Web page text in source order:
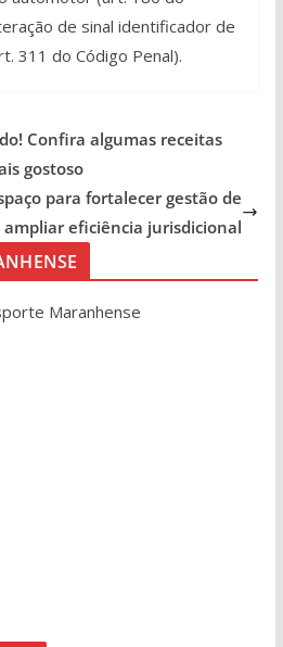
de sinal identificador de
311 do Código Penal).
Confira algumas receitas
gostoso
para fortalecer gestão de
ampliar eficiência jurisdicional
Maranhense